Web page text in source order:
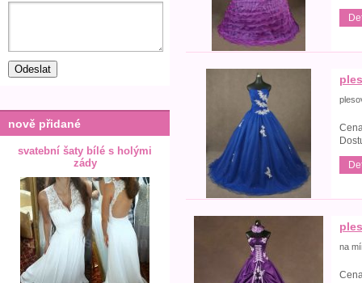
nově přidané
svatební šaty bílé s holými
zády
na